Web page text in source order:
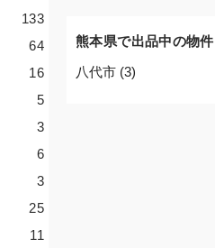
熊本県で出品中の物件
八代市 (3)
133
64
16
5
3
6
3
25
11